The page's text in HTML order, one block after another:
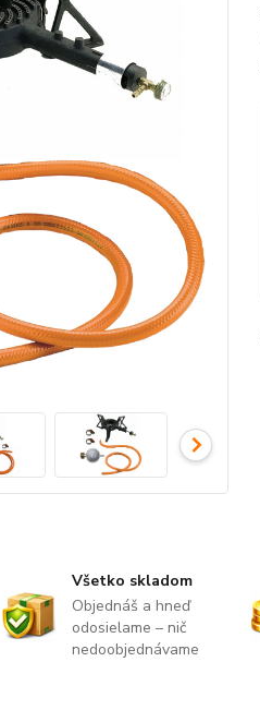
Všetko skladom
Objednáš a hneď
odosielame – nič
nedoobjednávame